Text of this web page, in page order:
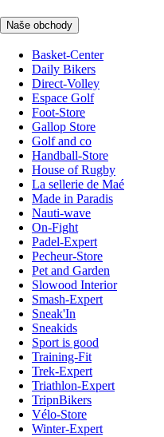
Naše obchody
Basket-Center
Daily Bikers
Direct-Volley
Espace Golf
Foot-Store
Gallop Store
Golf and co
Handball-Store
House of Rugby
La sellerie de Maé
Made in Paradis
Nauti-wave
On-Fight
Padel-Expert
Pecheur-Store
Pet and Garden
Slowood Interior
Smash-Expert
Sneak'In
Sneakids
Sport is good
Training-Fit
Trek-Expert
Triathlon-Expert
TripnBikers
Vélo-Store
Winter-Expert